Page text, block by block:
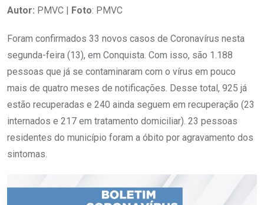
Autor: PMVC | Foto: PMVC
Foram confirmados 33 novos casos de Coronavírus nesta
segunda-feira (13), em Conquista. Com isso, são 1.188
pessoas que já se contaminaram com o vírus em pouco
mais de quatro meses de notificações. Desse total, 925 já
estão recuperadas e 240 ainda seguem em recuperação (23
internados e 217 em tratamento domiciliar). 23 pessoas
residentes do município foram a óbito por agravamento dos
sintomas.